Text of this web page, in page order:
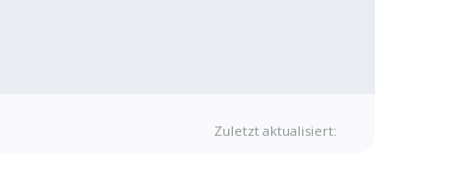
Zuletzt aktualisiert: